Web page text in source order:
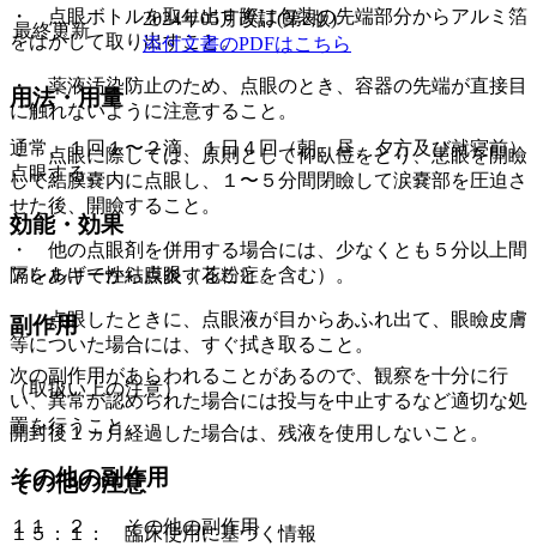
・ 点眼ボトルを取り出す際は包装の先端部分からアルミ箔
をはがして取り出すこと。
・ 薬液汚染防止のため、点眼のとき、容器の先端が直接目
に触れないように注意すること。
・ 点眼に際しては、原則として仰臥位をとり、患眼を開瞼
して結膜嚢内に点眼し、１〜５分間閉瞼して涙嚢部を圧迫さ
せた後、開瞼すること。
・ 他の点眼剤を併用する場合には、少なくとも５分以上間
隔をあけてから点眼すること。
・ 点眼したときに、点眼液が目からあふれ出て、眼瞼皮膚
等についた場合には、すぐ拭き取ること。
（取扱い上の注意）
開封後１ヵ月経過した場合は、残液を使用しないこと。
その他の注意
１５．１． 臨床使用に基づく情報
最終更新
2024年05月改訂(第2版)
添付文書のPDFはこちら
用法・用量
通常、１回１〜２滴、１日４回（朝、昼、夕方及び就寝前）
点眼する。
効能・効果
アレルギー性結膜炎（花粉症を含む）。
副作用
次の副作用があらわれることがあるので、観察を十分に行
い、異常が認められた場合には投与を中止するなど適切な処
置を行うこと。
その他の副作用
１１．２． その他の副作用